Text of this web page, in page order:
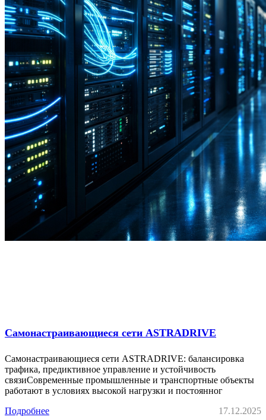
Самонастраивающиеся сети ASTRADRIVE
Самонастраивающиеся сети ASTRADRIVE: балансировка
трафика, предиктивное управление и устойчивость
связиСовременные промышленные и транспортные объекты
работают в условиях высокой нагрузки и постоянног
Подробнее
17.12.2025